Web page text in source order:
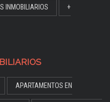
INMOBILIARIOS +
APARTAMENTOS EN